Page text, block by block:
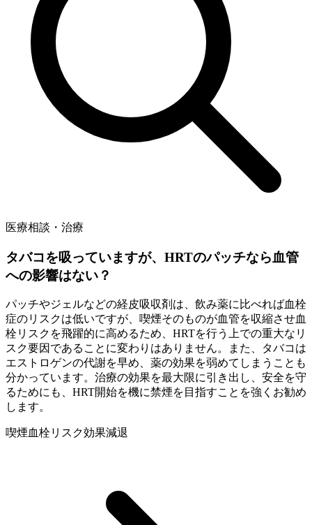
医療相談・治療
タバコを吸っていますが、HRTのパッチなら血管
への影響はない？
パッチやジェルなどの経皮吸収剤は、飲み薬に比べれば血栓
症のリスクは低いですが、喫煙そのものが血管を収縮させ血
栓リスクを飛躍的に高めるため、HRTを行う上での重大なリ
スク要因であることに変わりはありません。また、タバコは
エストロゲンの代謝を早め、薬の効果を弱めてしまうことも
分かっています。治療の効果を最大限に引き出し、安全を守
るためにも、HRT開始を機に禁煙を目指すことを強くお勧め
します。
喫煙血栓リスク効果減退